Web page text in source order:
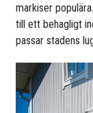
markiser
till ett behagligt
passar stadens